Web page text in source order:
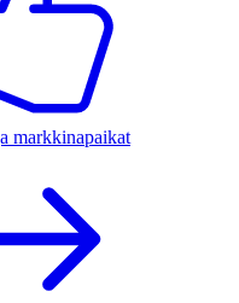
markkinapaikat